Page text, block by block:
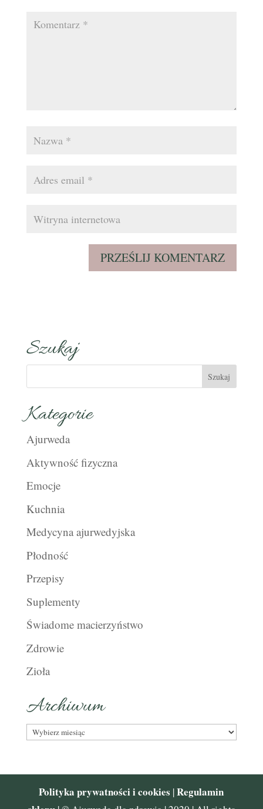
Szukaj
Kategorie
Ajurweda
Aktywność fizyczna
Emocje
Kuchnia
Medycyna ajurwedyjska
Płodność
Przepisy
Suplementy
Świadome macierzyństwo
Zdrowie
Zioła
Archiwum
Archiwum
Polityka prywatności i cookies |Regulamin